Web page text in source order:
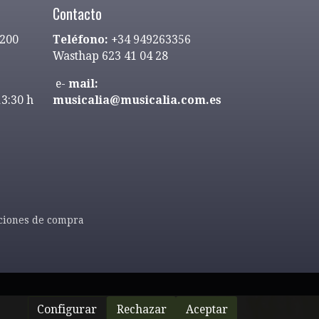
h
Contacto
Teléfono: +34 949263356
Wasthap 623 41 04 28
e- mail:
musicalia@musicalia.com.es
de compra
Configurar Rechazar Aceptar